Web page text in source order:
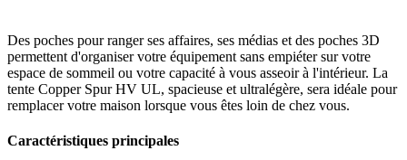
Des poches pour ranger ses affaires, ses médias et des poches 3D
permettent d'organiser votre équipement sans empiéter sur votre
espace de sommeil ou votre capacité à vous asseoir à l'intérieur. La
tente Copper Spur HV UL, spacieuse et ultralégère, sera idéale pour
remplacer votre maison lorsque vous êtes loin de chez vous.
Caractéristiques principales